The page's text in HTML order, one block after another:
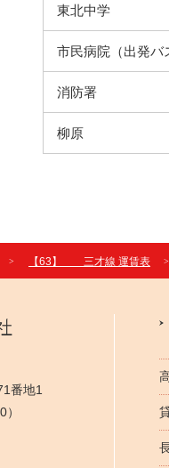
東北中学
市民病院（出発バ
消防署
柳原
【63】 三才線 運賃表
番地1